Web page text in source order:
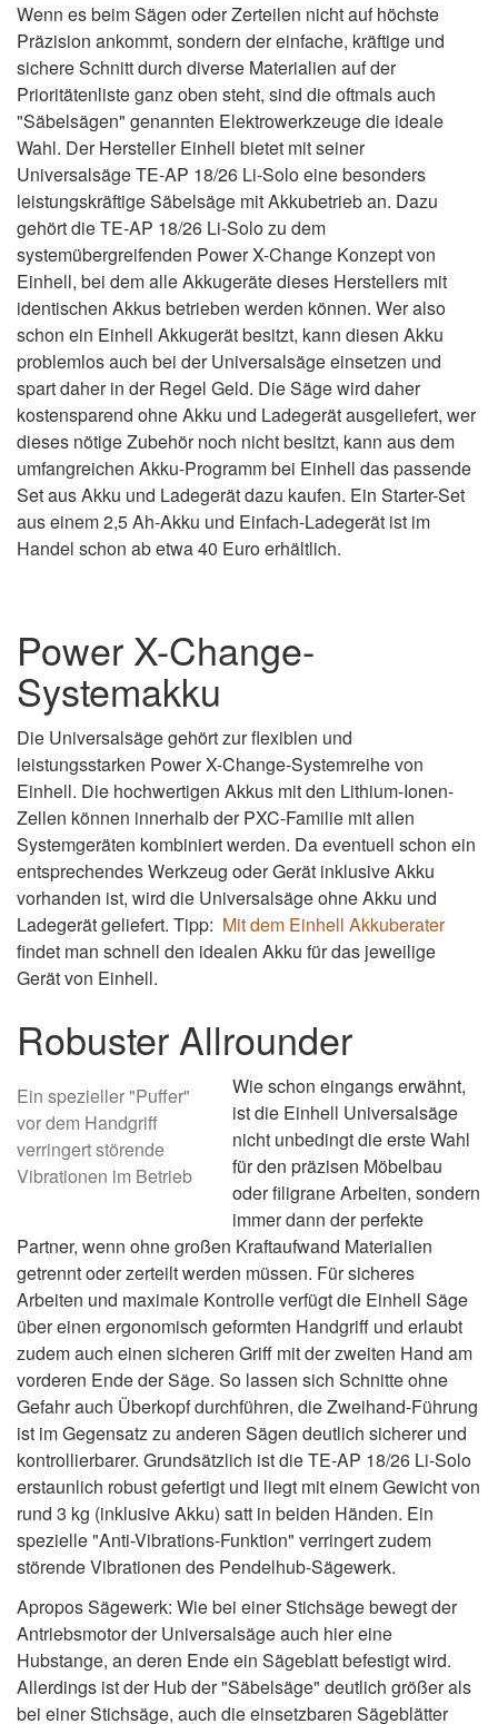
Wenn es beim Sägen oder Zerteilen nicht auf höchste
Präzision ankommt, sondern der einfache, kräftige und
sichere Schnitt durch diverse Materialien auf der
Prioritätenliste ganz oben steht, sind die oftmals auch
"Säbelsägen" genannten Elektrowerkzeuge die ideale
Wahl. Der Hersteller Einhell bietet mit seiner
Universalsäge TE-AP 18/26 Li-Solo eine besonders
leistungskräftige Säbelsäge mit Akkubetrieb an. Dazu
gehört die TE-AP 18/26 Li-Solo zu dem
systemübergreifenden Power X-Change Konzept von
Einhell, bei dem alle Akkugeräte dieses Herstellers mit
identischen Akkus betrieben werden können. Wer also
schon ein Einhell Akkugerät besitzt, kann diesen Akku
problemlos auch bei der Universalsäge einsetzen und
spart daher in der Regel Geld. Die Säge wird daher
kostensparend ohne Akku und Ladegerät ausgeliefert, wer
dieses nötige Zubehör noch nicht besitzt, kann aus dem
umfangreichen Akku-Programm bei Einhell das passende
Set aus Akku und Ladegerät dazu kaufen. Ein Starter-Set
aus einem 2,5 Ah-Akku und Einfach-Ladegerät ist im
Handel schon ab etwa 40 Euro erhältlich.
Power X-Change-
Systemakku
Die Universalsäge gehört zur flexiblen und
leistungsstarken Power X-Change-Systemreihe von
Einhell. Die hochwertigen Akkus mit den Lithium-Ionen-
Zellen können innerhalb der PXC-Familie mit allen
Systemgeräten kombiniert werden. Da eventuell schon ein
entsprechendes Werkzeug oder Gerät inklusive Akku
vorhanden ist, wird die Universalsäge ohne Akku und
Ladegerät geliefert. Tipp: Mit dem Einhell Akkuberater
findet man schnell den idealen Akku für das jeweilige
Gerät von Einhell.
Robuster Allrounder
Ein spezieller "Puffer"
vor dem Handgriff
verringert störende
Vibrationen im Betrieb
Wie schon eingangs erwähnt,
ist die Einhell Universalsäge
nicht unbedingt die erste Wahl
für den präzisen Möbelbau
oder filigrane Arbeiten, sondern
immer dann der perfekte
Partner, wenn ohne großen Kraftaufwand Materialien
getrennt oder zerteilt werden müssen. Für sicheres
Arbeiten und maximale Kontrolle verfügt die Einhell Säge
über einen ergonomisch geformten Handgriff und erlaubt
zudem auch einen sicheren Griff mit der zweiten Hand am
vorderen Ende der Säge. So lassen sich Schnitte ohne
Gefahr auch Überkopf durchführen, die Zweihand-Führung
ist im Gegensatz zu anderen Sägen deutlich sicherer und
kontrollierbarer. Grundsätzlich ist die TE-AP 18/26 Li-Solo
erstaunlich robust gefertigt und liegt mit einem Gewicht von
rund 3 kg (inklusive Akku) satt in beiden Händen. Ein
spezielle "Anti-Vibrations-Funktion" verringert zudem
störende Vibrationen des Pendelhub-Sägewerk.
Apropos Sägewerk: Wie bei einer Stichsäge bewegt der
Antriebsmotor der Universalsäge auch hier eine
Hubstange, an deren Ende ein Sägeblatt befestigt wird.
Allerdings ist der Hub der "Säbelsäge" deutlich größer als
bei einer Stichsäge, auch die einsetzbaren Sägeblätter